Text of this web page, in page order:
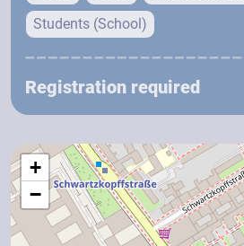
Students (School)
Registration required
+
−